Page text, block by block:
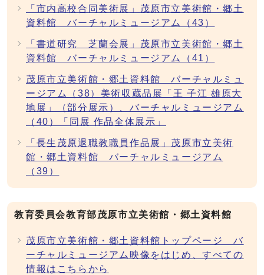
「市内高校合同美術展」茂原市立美術館・郷土
資料館 バーチャルミュージアム（43）
「書道研究 芝蘭会展」茂原市立美術館・郷土
資料館 バーチャルミュージアム（41）
茂原市立美術館・郷土資料館 バーチャルミュ
ージアム（38）美術収蔵品展「王 子江 雄原大
地展」（部分展示）、バーチャルミュージアム
（40）「同展 作品全体展示」
「長生茂原退職教職員作品展」茂原市立美術
館・郷土資料館 バーチャルミュージアム
（39）
教育委員会教育部茂原市立美術館・郷土資料館
茂原市立美術館・郷土資料館トップページ バ
ーチャルミュージアム映像をはじめ、すべての
情報はこちらから